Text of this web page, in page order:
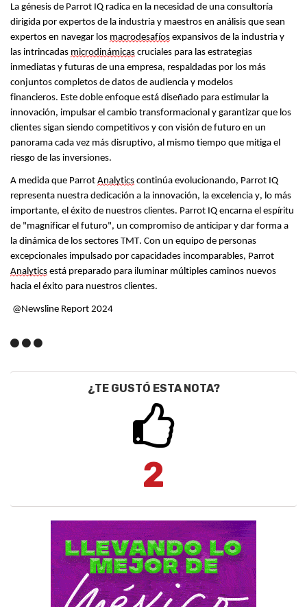
La génesis de Parrot IQ radica en la necesidad de una consultoría
dirigida por expertos de la industria y maestros en análisis que sean
expertos en navegar los macrodesafíos expansivos de la industria y
las intrincadas microdinámicas cruciales para las estrategias
inmediatas y futuras de una empresa, respaldadas por los más
conjuntos completos de datos de audiencia y modelos
financieros. Este doble enfoque está diseñado para estimular la
innovación, impulsar el cambio transformacional y garantizar que los
clientes sigan siendo competitivos y con visión de futuro en un
panorama cada vez más disruptivo, al mismo tiempo que mitiga el
riesgo de las inversiones.
A medida que Parrot Analytics continúa evolucionando, Parrot IQ
representa nuestra dedicación a la innovación, la excelencia y, lo más
importante, el éxito de nuestros clientes. Parrot IQ encarna el espíritu
de "magnificar el futuro", un compromiso de anticipar y dar forma a
la dinámica de los sectores TMT. Con un equipo de personas
excepcionales impulsado por capacidades incomparables, Parrot
Analytics está preparado para iluminar múltiples caminos nuevos
hacia el éxito para nuestros clientes.
@Newsline Report 2024
¿TE GUSTÓ ESTA NOTA?
2